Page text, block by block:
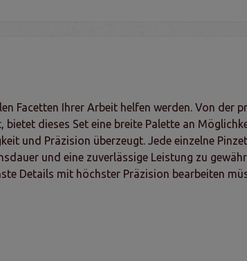
Facetten Ihrer Arbeit helfen werden. Von der
dieses Set eine breite Palette an
und Präzision überzeugt. Jede einzelne
und eine zuverlässige Leistung zu
Details mit höchster Präzision bearbeiten